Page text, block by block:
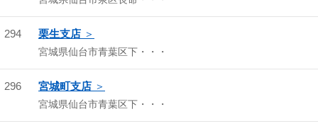
294 栗生支店
宮城県仙台市青葉区下・・・
296 宮城町支店
宮城県仙台市青葉区下・・・